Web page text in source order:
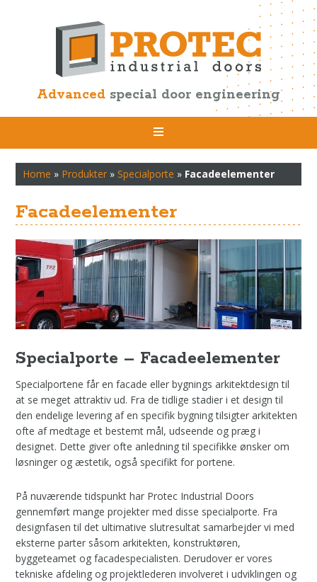
Advanced special door engineering
Home » Produkter » Specialporte » Facadeelementer
Facadeelementer
Specialporte – Facadeelementer
Specialportene får en facade eller bygnings arkitektdesign til
at se meget attraktiv ud. Fra de tidlige stadier i et design til
den endelige levering af en specifik bygning tilsigter arkitekten
ofte af medtage et bestemt mål, udseende og præg i
designet. Dette giver ofte anledning til specifikke ønsker om
løsninger og æstetik, også specifikt for portene.
På nuværende tidspunkt har Protec Industrial Doors
gennemført mange projekter med disse specialporte. Fra
designfasen til det ultimative slutresultat samarbejder vi med
eksterne parter såsom arkitekten, konstruktøren,
byggeteamet og facadespecialisten. Derudover er vores
tekniske afdeling og projektlederen involveret i udviklingen og